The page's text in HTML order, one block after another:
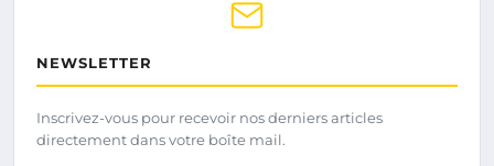
NEWSLETTER
Inscrivez-vous pour recevoir nos derniers articles
directement dans votre boîte mail.